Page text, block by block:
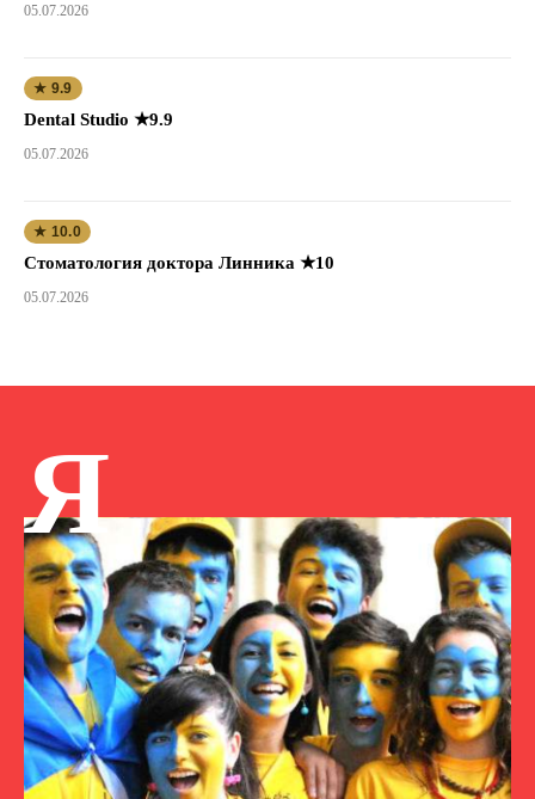
05.07.2026
★ 9.9
Dental Studio ★9.9
05.07.2026
★ 10.0
Стоматология доктора Линника ★10
05.07.2026
Я